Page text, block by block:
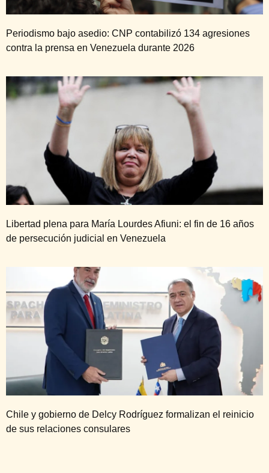
Periodismo bajo asedio: CNP contabilizó 134 agresiones
contra la prensa en Venezuela durante 2026
Libertad plena para María Lourdes Afiuni: el fin de 16 años
de persecución judicial en Venezuela
Chile y gobierno de Delcy Rodríguez formalizan el reinicio
de sus relaciones consulares